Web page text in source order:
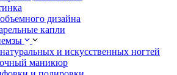
дизайна
капли
и искусственных ногтей
маникюр